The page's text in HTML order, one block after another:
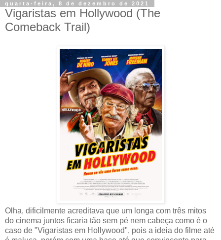
quarta-feira, 8 de dezembro de 2021
Vigaristas em Hollywood (The
Comeback Trail)
Olha, dificilmente acreditava que um longa com três mitos
do cinema juntos ficaria tão sem pé nem cabeça como é o
caso de "Vigaristas em Hollywood", pois a ideia do filme até